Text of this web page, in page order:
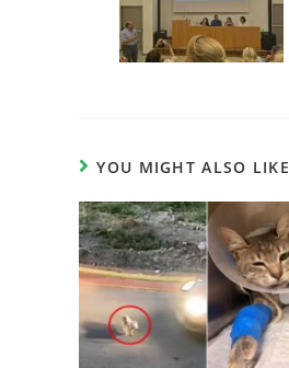
YOU MIGHT ALSO LIKE